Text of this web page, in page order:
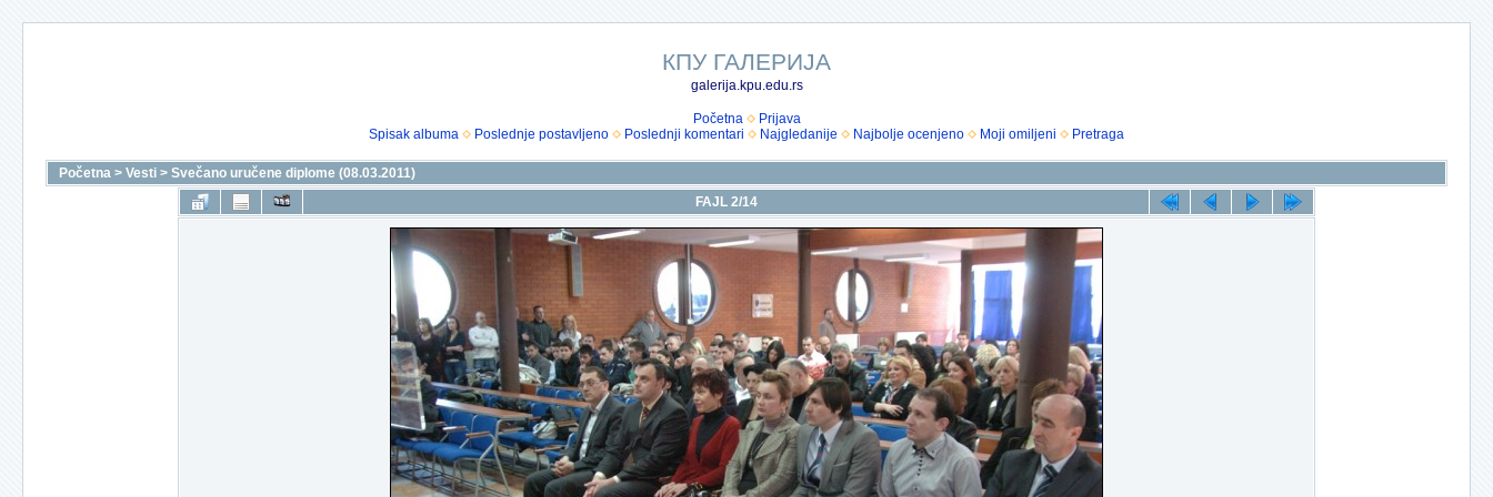
КПУ ГАЛЕРИЈА
galerija.kpu.edu.rs
Početna
Prijava
Spisak albuma
Poslednje postavljeno Poslednji komentari Najgledanije Najbolje ocenjeno Moji omiljeni Pretraga
Početna > Vesti > Svečano uručene diplome (08.03.2011)
FAJL 2/14